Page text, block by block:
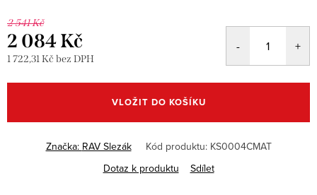
2 541 Kč
2 084 Kč
1 722,31 Kč bez DPH
cena:
VLOŽIT DO KOŠÍKU
Značka: RAV Slezák Kód produktu: KS0004CMAT
Dotaz k produktu
Sdílet